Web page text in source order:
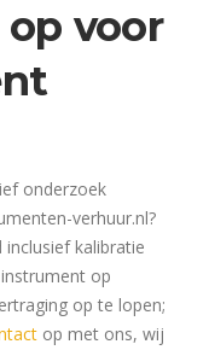
voor
onderzoek
verhuur.nl?
kalibratie
op
op te lopen;
op met ons, wij